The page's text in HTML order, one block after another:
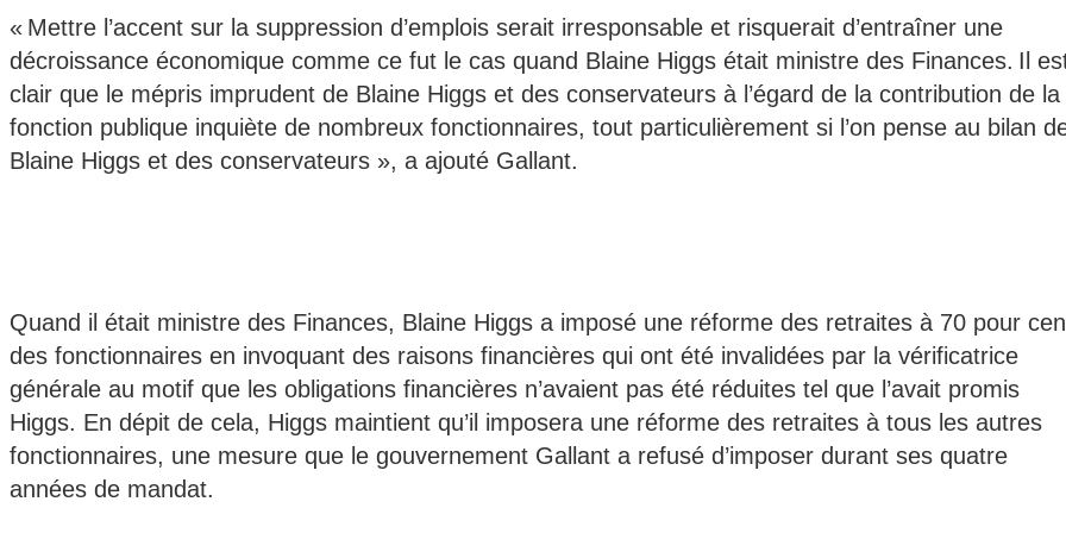
« Mettre l’accent sur la suppression d’emplois serait irresponsable et risquerait d’entraîner une
décroissance économique comme ce fut le cas quand Blaine Higgs était ministre des Finances. Il
clair que le mépris imprudent de Blaine Higgs et des conservateurs à l’égard de la contribution de la
fonction publique inquiète de nombreux fonctionnaires, tout particulièrement si l’on pense au bilan
Blaine Higgs et des conservateurs », a ajouté Gallant.
Quand il était ministre des Finances, Blaine Higgs a imposé une réforme des retraites à 70 pour
des fonctionnaires en invoquant des raisons financières qui ont été invalidées par la vérificatrice
générale au motif que les obligations financières n’avaient pas été réduites tel que l’avait promis
Higgs. En dépit de cela, Higgs maintient qu’il imposera une réforme des retraites à tous les autres
fonctionnaires, une mesure que le gouvernement Gallant a refusé d’imposer durant ses quatre
années de mandat.